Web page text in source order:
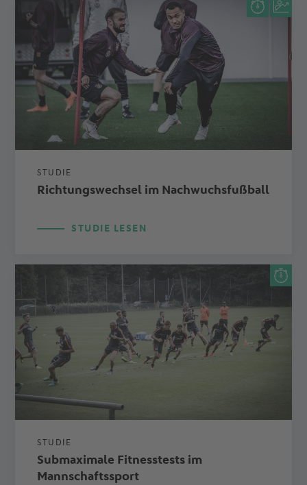
STUDIE
Richtungswechsel im Nachwuchsfußball
STUDIE LESEN
STUDIE
Submaximale Fitnesstests im
Mannschaftssport